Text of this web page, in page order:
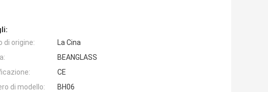
di origine:
La Cina
BEANGLASS
CE
di modello:
BH06